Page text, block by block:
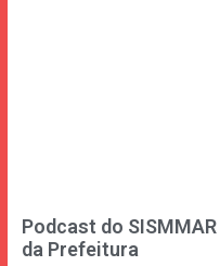
Podcast do
da Prefeitura